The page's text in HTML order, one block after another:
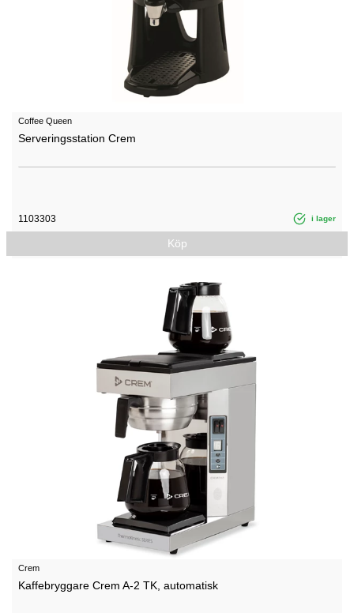
Coffee Queen
Serveringsstation Crem
1103303 i lager
Köp
Crem
Kaffebryggare Crem A-2 TK, automatisk